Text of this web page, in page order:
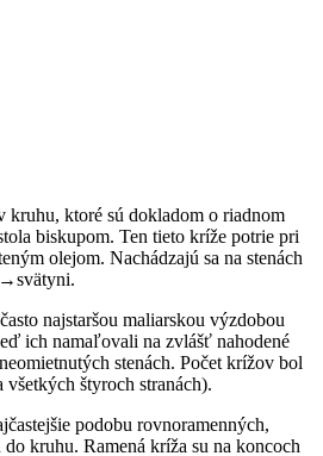
kruhu, ktoré sú dokladom o riadnom
biskupom. Ten tieto kríže potrie pri
olejom. Nachádzajú sa na stenách
najstaršou maliarskou výzdobou
ich namaľovali na zvlášť nahodené
stenách. Počet krížov bol
štyroch stranách).
podobu rovnoramenných,
kruhu. Ramená kríža su na koncoch